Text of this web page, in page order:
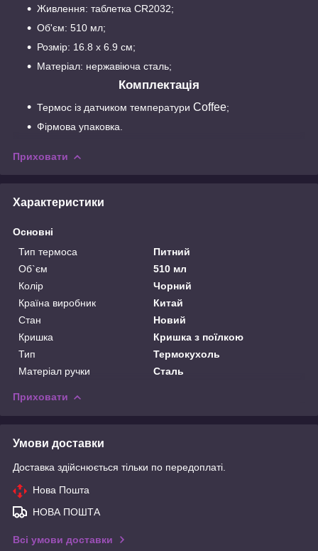
Живлення: таблетка CR2032;
Об'єм: 510 мл;
Розмір: 16.8 х 6.9 см;
Матеріал: нержавіюча сталь;
Комплектація
Термос із датчиком температури Coffee;
Фірмова упаковка.
Приховати
Характеристики
Основні
Тип термоса
Питний
Об`єм
510 мл
Колір
Чорний
Країна виробник
Китай
Стан
Новий
Кришка
Кришка з поїлкою
Тип
Термокухоль
Матеріал ручки
Сталь
Приховати
Умови доставки
Доставка здійснюється тільки по передоплаті.
Нова Пошта
НОВА ПОШТА
Всі умови доставки